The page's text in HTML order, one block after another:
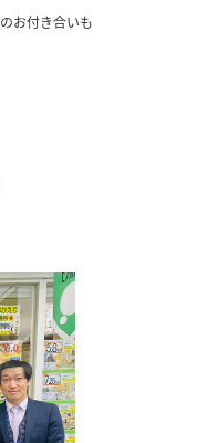
お付き合いも